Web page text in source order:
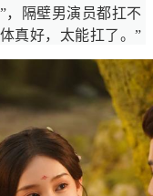
，隔壁男演员都扛不
真好，太能扛了。”